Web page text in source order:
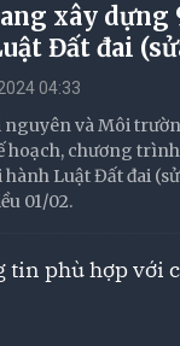
xây dựng
Đất đai
04:33
nguyên và Môi
hoạch, chương
Luật Đất đai
01/02.
tin phù hợp với